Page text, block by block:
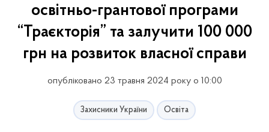
освітньо-грантової програми
“Траєкторія” та залучити 100 000
грн на розвиток власної справи
опубліковано 23 травня 2024 року о 10:00
Захисники України Освіта